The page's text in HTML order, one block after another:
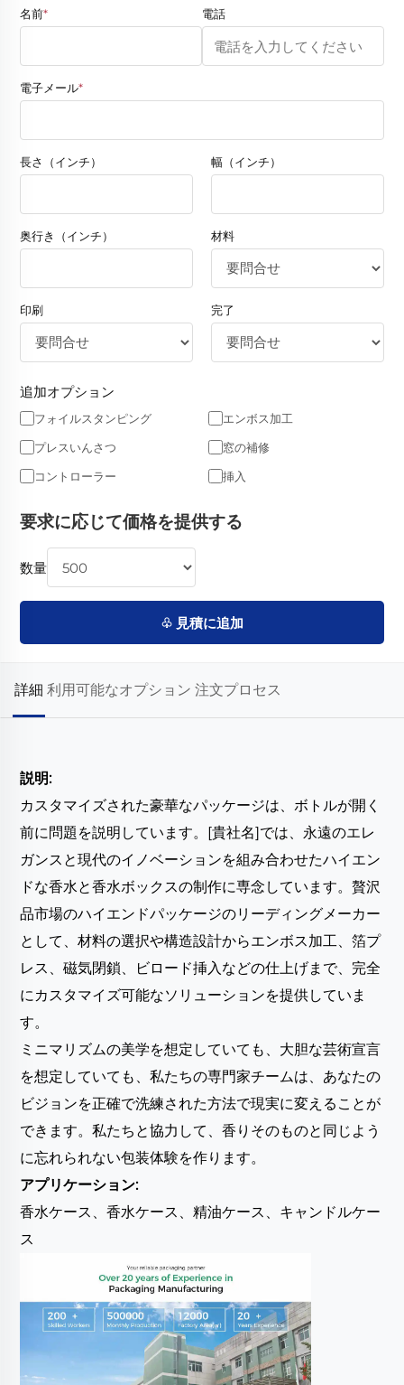
名前* 電話
電子メール*
長さ（インチ） 幅（インチ）
奥行き（インチ） 材料
印刷 完了
追加オプション
フォイルスタンピング
エンボス加工
プレスいんさつ
窓の補修
コントローラー
挿入
要求に応じて価格を提供する
数量
♧ 見積に追加
詳細 利用可能なオプション 注文プロセス
説明:
カスタマイズされた豪華なパッケージは、ボトルが開く
前に問題を説明しています。[貴社名]では、永遠のエレ
ガンスと現代のイノベーションを組み合わせたハイエン
ドな香水と香水ボックスの制作に専念しています。贅沢
品市場のハイエンドパッケージのリーディングメーカー
として、材料の選択や構造設計からエンボス加工、箔プ
レス、磁気閉鎖、ビロード挿入などの仕上げまで、完全
にカスタマイズ可能なソリューションを提供していま
す。
ミニマリズムの美学を想定していても、大胆な芸術宣言
を想定していても、私たちの専門家チームは、あなたの
ビジョンを正確で洗練された方法で現実に変えることが
できます。私たちと協力して、香りそのものと同じよう
に忘れられない包装体験を作ります。
アプリケーション:
香水ケース、香水ケース、精油ケース、キャンドルケー
ス